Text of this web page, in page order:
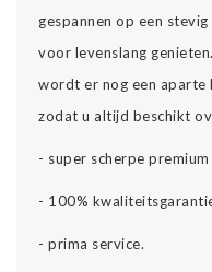
gespannen op een
voor levenslang
wordt er nog een
zodat u altijd beschikt
- super scherpe
- 100%
- prima service.